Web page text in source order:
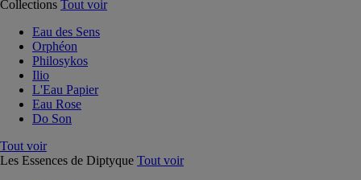
Collections Tout voir
Eau des Sens
Orphéon
Philosykos
Ilio
L'Eau Papier
Eau Rose
Do Son
Tout voir
Les Essences de Diptyque Tout voir